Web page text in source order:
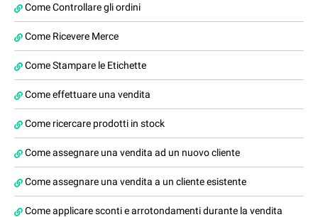
Come Controllare gli ordini
Come Ricevere Merce
Come Stampare le Etichette
Come effettuare una vendita
Come ricercare prodotti in stock
Come assegnare una vendita ad un nuovo cliente
Come assegnare una vendita a un cliente esistente
Come applicare sconti e arrotondamenti durante la vendita